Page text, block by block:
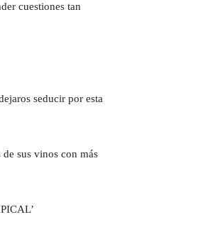
cuestiones tan
seducir por esta
sus vinos con más